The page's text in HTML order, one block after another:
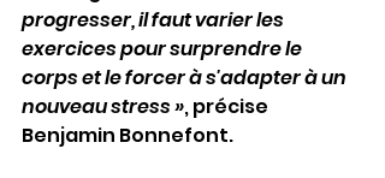
progresser, il faut varier les
exercices pour surprendre le
corps et le forcer à s'adapter à un
nouveau stress », précise
Benjamin Bonnefont.